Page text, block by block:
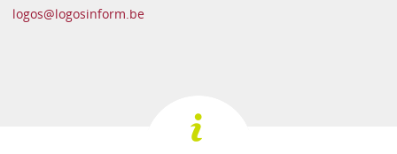
logos@logosinform.be